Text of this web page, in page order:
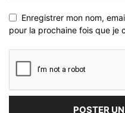
Enregistrer mon nom,
pour la prochaine fois que je